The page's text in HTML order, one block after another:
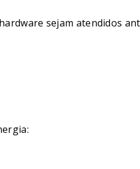
sejam atendidos